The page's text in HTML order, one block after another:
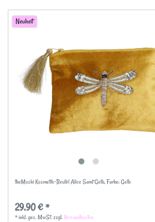
Neuheit
theMoshi Kosmetik-Beutel Alice Samt Gelb, Farbe: Gelb
29,90 € *
*inkl. ges. MwSt.zzgl.Versandkosten